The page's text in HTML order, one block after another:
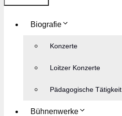
Biografie
Konzerte
Loitzer Konzerte
Pädagogische Tätigkeit
Bühnenwerke